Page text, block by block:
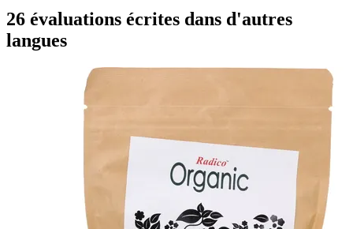
26 évaluations écrites dans d'autres
langues